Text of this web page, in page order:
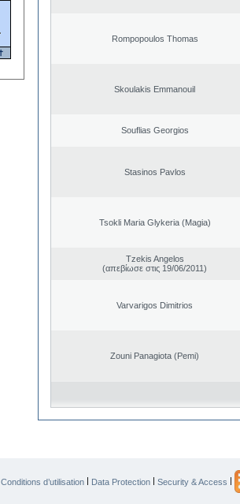
Rompopoulos Thomas
Skoulakis Emmanouil
Souflias Georgios
Stasinos Pavlos
Tsokli Maria Glykeria (Magia)
Tzekis Angelos
(απεβίωσε στις 19/06/2011)
Varvarigos Dimitrios
Zouni Panagiota (Pemi)
Conditions d’utilisation Data Protection Security & Access